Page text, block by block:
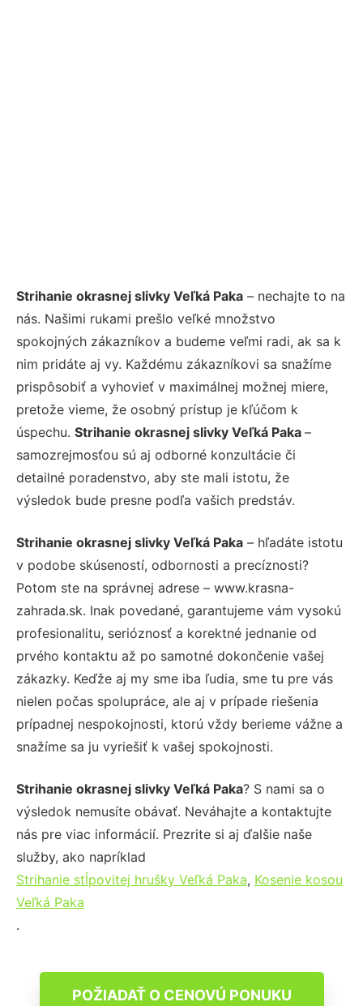
Strihanie okrasnej slivky Veľká Paka – nechajte to na
nás. Našimi rukami prešlo veľké množstvo
spokojných zákazníkov a budeme veľmi radi, ak sa k
nim pridáte aj vy. Každému zákazníkovi sa snažíme
prispôsobiť a vyhovieť v maximálnej možnej miere,
pretože vieme, že osobný prístup je kľúčom k
úspechu. Strihanie okrasnej slivky Veľká Paka –
samozrejmosťou sú aj odborné konzultácie či
detailné poradenstvo, aby ste mali istotu, že
výsledok bude presne podľa vašich predstáv.
Strihanie okrasnej slivky Veľká Paka – hľadáte istotu
v podobe skúseností, odbornosti a precíznosti?
Potom ste na správnej adrese – www.krasna-
zahrada.sk. Inak povedané, garantujeme vám vysokú
profesionalitu, serióznosť a korektné jednanie od
prvého kontaktu až po samotné dokončenie vašej
zákazky. Keďže aj my sme iba ľudia, sme tu pre vás
nielen počas spolupráce, ale aj v prípade riešenia
prípadnej nespokojnosti, ktorú vždy berieme vážne a
snažíme sa ju vyriešiť k vašej spokojnosti.
Strihanie okrasnej slivky Veľká Paka? S nami sa o
výsledok nemusíte obávať. Neváhajte a kontaktujte
nás pre viac informácií. Prezrite si aj ďalšie naše
služby, ako napríklad
Strihanie stĺpovitej hrušky Veľká Paka, Kosenie kosou
Veľká Paka
.
POŽIADAŤ O CENOVÚ PONUKU